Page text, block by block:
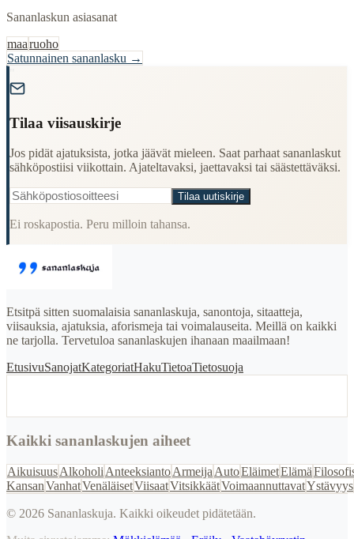
Sananlaskun asiasanat
maaruoho
Satunnainen sananlasku →
Tilaa viisauskirje
Jos pidät ajatuksista, jotka jäävät mieleen. Saat parhaat sananlaskut
sähköpostiisi viikottain. Ajateltavaksi, jaettavaksi tai säästettäväksi.
Tilaa uutiskirje
Ei roskapostia. Peru milloin tahansa.
Etsitpä sitten suomalaisia sananlaskuja, sanontoja, sitaatteja,
viisauksia, ajatuksia, aforismeja tai voimalauseita. Meillä on kaikki
ne tarjolla. Tervetuloa sananlaskujen ihanaan maailmaan!
EtusivuSanojatKategoriatHakuTietoaTietosuoja
Kaikki sananlaskujen aiheet
AikuisuusAlkoholi AnteeksiantoArmeija AutoEläimetElämä
KansanVanhatVenäläisetViisaatVitsikkäätVoimaannuttavatYstävyys
© 2026 Sananlaskuja. Kaikki oikeudet pidätetään.